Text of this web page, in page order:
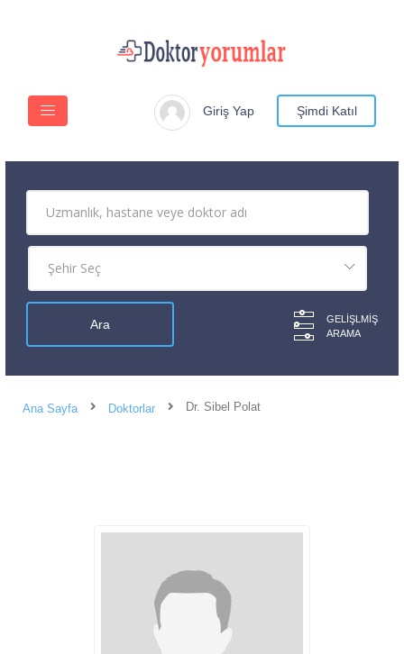
Giriş Yap Şimdi Katıl
GELIŞLMIŞ
ARAMA
Ana Sayfa Doktorlar Dr. Sibel Polat